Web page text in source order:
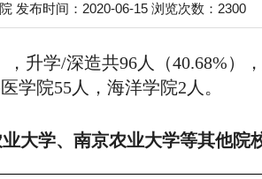
发布时间：2020-06-15 浏览次数： 2300
升学/深造共96人（40.68%）
学院55人，海洋学院2人。
大学、南京农业大学等其他院